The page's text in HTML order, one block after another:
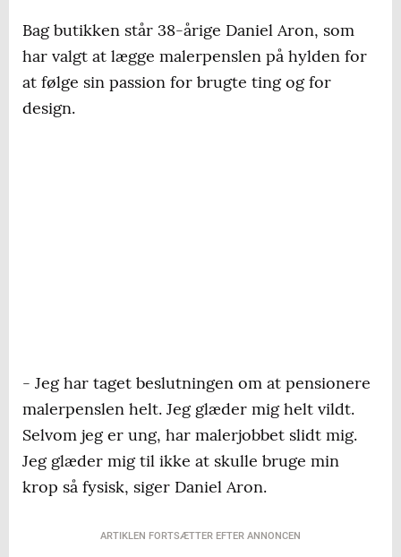
Bag butikken står 38-årige Daniel Aron, som
har valgt at lægge malerpenslen på hylden for
at følge sin passion for brugte ting og for
design.
- Jeg har taget beslutningen om at pensionere
malerpenslen helt. Jeg glæder mig helt vildt.
Selvom jeg er ung, har malerjobbet slidt mig.
Jeg glæder mig til ikke at skulle bruge min
krop så fysisk, siger Daniel Aron.
ARTIKLEN FORTSÆTTER EFTER ANNONCEN